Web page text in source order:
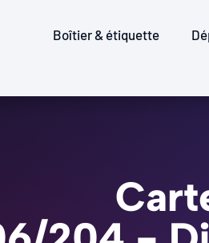
Boîtier & étiquette